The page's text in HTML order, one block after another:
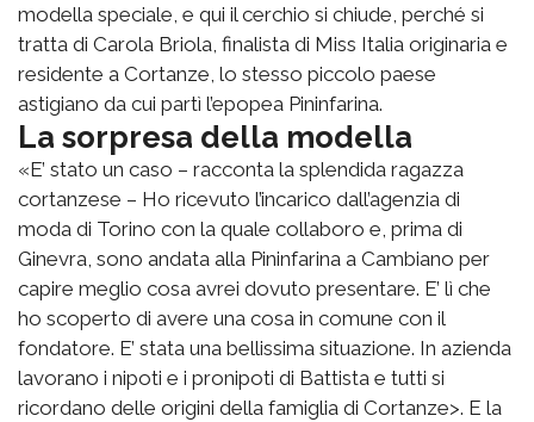
modella speciale, e qui il cerchio si chiude, perché si
tratta di Carola Briola, finalista di Miss Italia originaria e
residente a Cortanze, lo stesso piccolo paese
astigiano da cui partì l’epopea Pininfarina.
La sorpresa della modella
«E’ stato un caso – racconta la splendida ragazza
cortanzese – Ho ricevuto l’incarico dall’agenzia di
moda di Torino con la quale collaboro e, prima di
Ginevra, sono andata alla Pininfarina a Cambiano per
capire meglio cosa avrei dovuto presentare. E’ lì che
ho scoperto di avere una cosa in comune con il
fondatore. E’ stata una bellissima situazione. In azienda
lavorano i nipoti e i pronipoti di Battista e tutti si
ricordano delle origini della famiglia di Cortanze>. E la